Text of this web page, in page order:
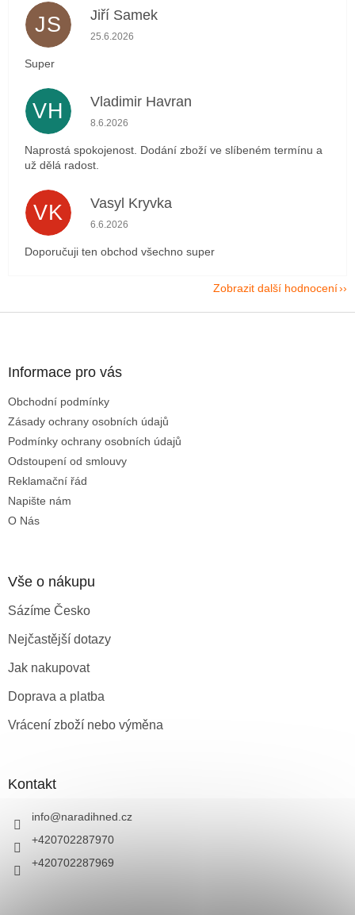
JS Jiří Samek
Hodnocení obchodu je 5 z 5 hvězdiček.
25.6.2026
Super
VH Vladimir Havran
Hodnocení obchodu je 5 z 5 hvězdiček.
8.6.2026
Naprostá spokojenost. Dodání zboží ve slíbeném termínu a
už dělá radost.
VK Vasyl Kryvka
Hodnocení obchodu je 5 z 5 hvězdiček.
6.6.2026
Doporučuji ten obchod všechno super
Zobrazit další hodnocení
Informace pro vás
Obchodní podmínky
Zásady ochrany osobních údajů
Podmínky ochrany osobních údajů
Odstoupení od smlouvy
Reklamační řád
Napište nám
O Nás
Vše o nákupu
Sázíme Česko
Nejčastější dotazy
Jak nakupovat
Doprava a platba
Vrácení zboží nebo výměna
Kontakt
info@naradihned.cz
+420702287970
+420702287969